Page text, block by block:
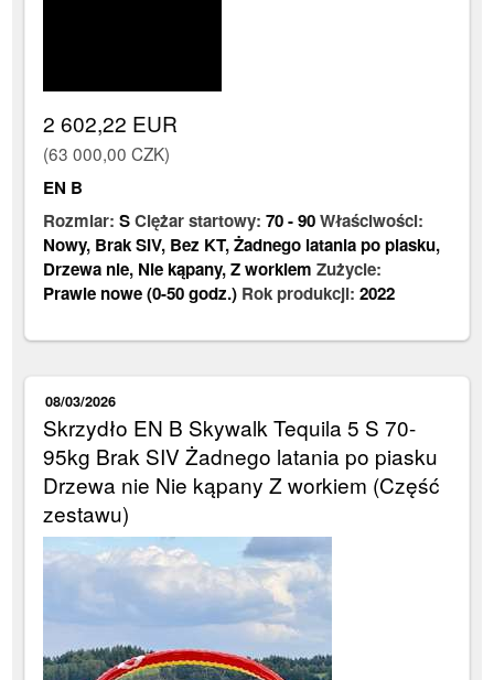
2 602,22 EUR
(63 000,00 CZK)
EN B
Rozmiar:SCiężar startowy:70-90Właściwości:
Nowy, Brak SIV, Bez KT,Żadnego latania po piasku,
Drzewa nie, Nie kąpany,Z workiem Zużycie:
Prawie nowe (0-50 godz.) Rok produkcji:2022
08/03/2026
Skrzydło EN B Skywalk Tequila 5 S 70-
95kg Brak SIV Żadnego latania po piasku
Drzewa nie Nie kąpany Z workiem (Część
zestawu)